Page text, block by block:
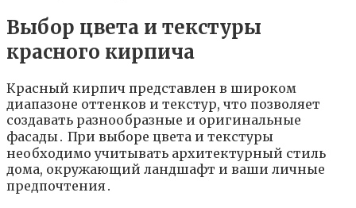
Выбор цвета и текстуры
красного кирпича
Красный кирпич представлен в широком
диапазоне оттенков и текстур, что позволяет
создавать разнообразные и оригинальные
фасады․ При выборе цвета и текстуры
необходимо учитывать архитектурный стиль
дома, окружающий ландшафт и ваши личные
предпочтения․